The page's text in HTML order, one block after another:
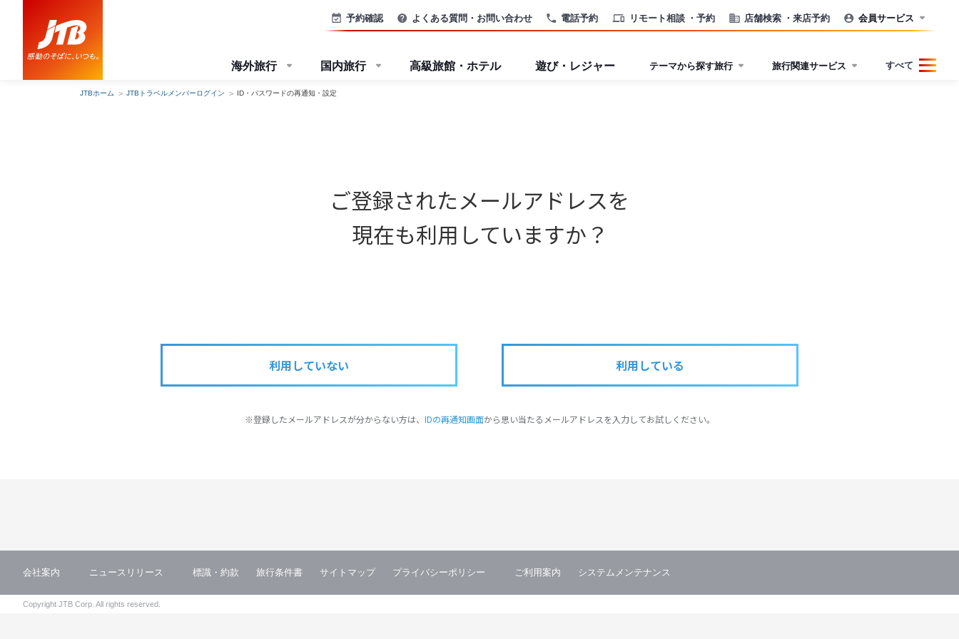
電話予約 リモート相談 ・予約 店舗検索 ・来店予約
予約確認 よくある質問・お問い合わせ 会員サービス
海外旅行 国内旅行 高級旅館・ホテル 遊び・レジャー テーマから探す旅行 旅行関連サービス すべて
JTBホーム JTBトラベルメンバーログイン ID・パスワードの再通知・設定
ご登録されたメールアドレスを
現在も利用していますか？
利用していない 利用している
※登録したメールアドレスが分からない方は、 IDの再通知画面から思い当たるメールアドレスを入力してお試しください。
会社案内 ニュースリリース 標識・約款 旅行条件書 サイトマップ プライバシーポリシー ご利用案内 システムメンテナンス
Copyright JTB Corp. All rights reserved.